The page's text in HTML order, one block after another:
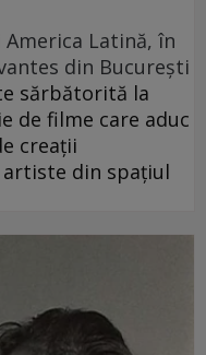
Latină, în
din București
sărbătorită la
de filme care aduc
creații
din spațiul